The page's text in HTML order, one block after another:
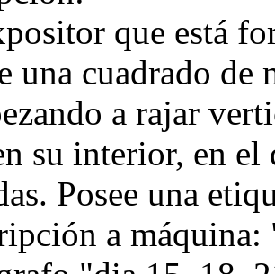
que está
una cuadrado de
a rajar
su interior, en el
Posee una
a